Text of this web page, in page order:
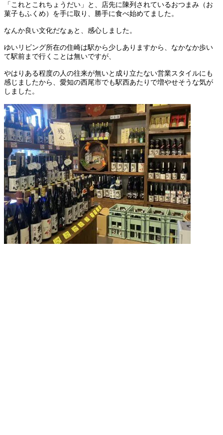
「これとこれちょうだい」と、店先に陳列されているおつまみ（お
菓子もふくめ）を手に取り、勝手に食べ始めてました。
なんか良い文化だなぁと、感心しました。
ゆいリビング所在の住崎は駅から少しありますから、なかなか歩い
て駅前まで行くことは無いですが、
やはりある程度の人の往来が無いと成り立たない営業スタイルにも
感じましたから、愛知の西尾市でも駅西あたりで増やせそうな気が
しました。